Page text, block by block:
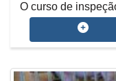
O curso de